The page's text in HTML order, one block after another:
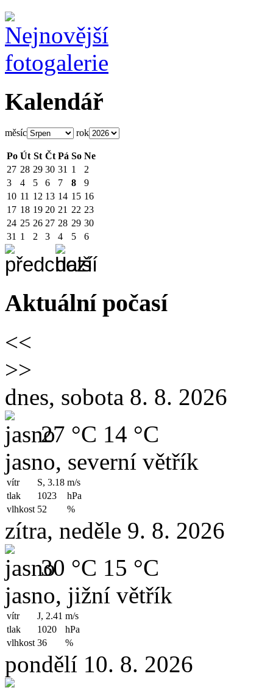
Kalendář
měsíc rok
Po Út St Čt Pá So Ne
27 28 29 30 31 1
2
3
4 5 6 7 8
9
10 11 12 13 14 15 16
17 18 19 20 21 22 23
24 25 26 27 28 29 30
31 1 2 3 4 5 6
Aktuální počasí
<<
>>
dnes, sobota 8. 8. 2026
27 °C 14 °C
jasno, severní větřík
vítr S, 3.18 m/s
tlak
1023
hPa
vlhkost 52 %
zítra, neděle 9. 8. 2026
30 °C 15 °C
jasno, jižní větřík
vítr J, 2.41 m/s
tlak
1020
hPa
vlhkost 36 %
pondělí 10. 8. 2026